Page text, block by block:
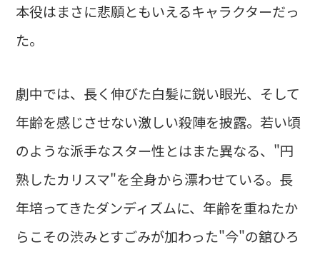
本役はまさに悲願ともいえるキャラクターだっ
た。
劇中では、長く伸びた白髪に鋭い眼光、そして
年齢を感じさせない激しい殺陣を披露。若い頃
のような派手なスター性とはまた異なる、"円
熟したカリスマ"を全身から漂わせている。長
年培ってきたダンディズムに、年齢を重ねたか
らこその渋みとすごみが加わった"今"の舘ひろ